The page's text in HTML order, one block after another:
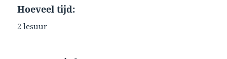
Hoeveel tijd:
2 lesuur